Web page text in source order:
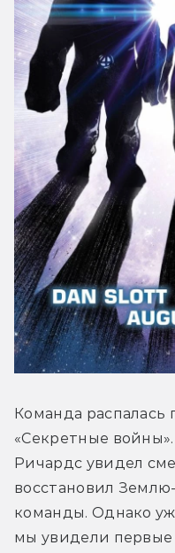
Команда распалась
«Секретные
Ричардс увидел
восстановил
команды. Однако
мы увидели первые